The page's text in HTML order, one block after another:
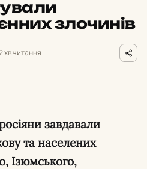
злочинів
хв читання
завдавали
та населених
Ізюмського,